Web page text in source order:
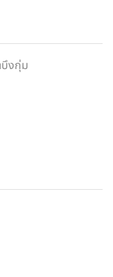
งกุ่ม